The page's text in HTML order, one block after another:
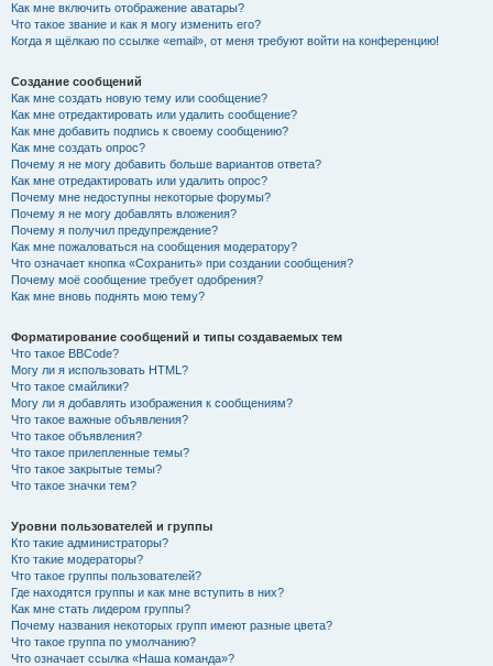
Как мне включить отображение аватары?
Что такое звание и как я могу изменить его?
Когда я щёлкаю по ссылке «email», от меня требуют войти на конференцию!
Создание сообщений
Как мне создать новую тему или сообщение?
Как мне отредактировать или удалить сообщение?
Как мне добавить подпись к своему сообщению?
Как мне создать опрос?
Почему я не могу добавить больше вариантов ответа?
Как мне отредактировать или удалить опрос?
Почему мне недоступны некоторые форумы?
Почему я не могу добавлять вложения?
Почему я получил предупреждение?
Как мне пожаловаться на сообщения модератору?
Что означает кнопка «Сохранить» при создании сообщения?
Почему моё сообщение требует одобрения?
Как мне вновь поднять мою тему?
Форматирование сообщений и типы создаваемых тем
Что такое BBCode?
Могу ли я использовать HTML?
Что такое смайлики?
Могу ли я добавлять изображения к сообщениям?
Что такое важные объявления?
Что такое объявления?
Что такое прилепленные темы?
Что такое закрытые темы?
Что такое значки тем?
Уровни пользователей и группы
Кто такие администраторы?
Кто такие модераторы?
Что такое группы пользователей?
Где находятся группы и как мне вступить в них?
Как мне стать лидером группы?
Почему названия некоторых групп имеют разные цвета?
Что такое группа по умолчанию?
Что означает ссылка «Наша команда»?